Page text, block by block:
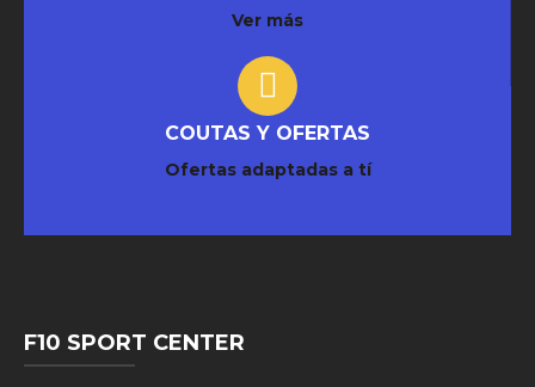
Ver más
COUTAS Y OFERTAS
Ofertas adaptadas a tí
F10 SPORT CENTER